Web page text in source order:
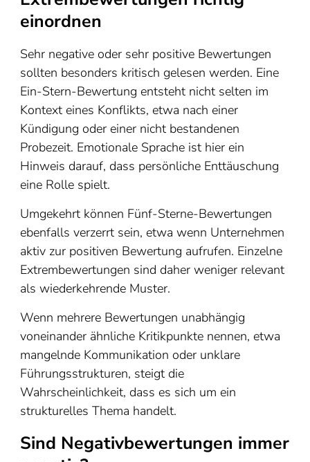
einordnen
Sehr negative oder sehr positive Bewertungen
sollten besonders kritisch gelesen werden. Eine
Ein-Stern-Bewertung entsteht nicht selten im
Kontext eines Konflikts, etwa nach einer
Kündigung oder einer nicht bestandenen
Probezeit. Emotionale Sprache ist hier ein
Hinweis darauf, dass persönliche Enttäuschung
eine Rolle spielt.
Umgekehrt können Fünf-Sterne-Bewertungen
ebenfalls verzerrt sein, etwa wenn Unternehmen
aktiv zur positiven Bewertung aufrufen. Einzelne
Extrembewertungen sind daher weniger relevant
als wiederkehrende Muster.
Wenn mehrere Bewertungen unabhängig
voneinander ähnliche Kritikpunkte nennen, etwa
mangelnde Kommunikation oder unklare
Führungsstrukturen, steigt die
Wahrscheinlichkeit, dass es sich um ein
strukturelles Thema handelt.
Sind Negativbewertungen immer